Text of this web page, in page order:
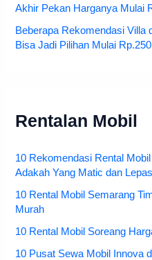
Akhir Pekan Harganya Mulai
Beberapa Rekomendasi Villa
Bisa Jadi Pilihan Mulai
Rentalan Mobil
10 Rekomendasi Rental
Adakah Yang Matic dan
10 Rental Mobil Semarang
Murah
10 Rental Mobil Soreang
10 Pusat Sewa Mobil Innova